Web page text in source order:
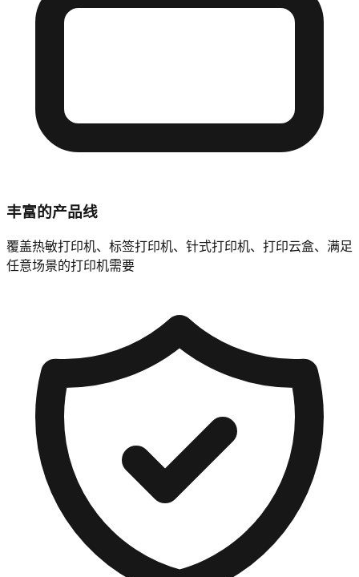
丰富的产品线
覆盖热敏打印机、标签打印机、针式打印机、打印云盒、满足
任意场景的打印机需要